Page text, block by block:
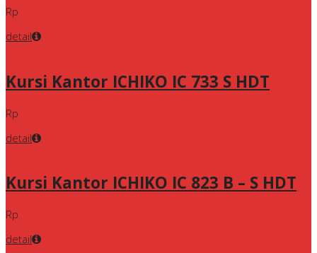
Rp
detail
Kursi Kantor ICHIKO IC 733 S HDT
Rp
detail
Kursi Kantor ICHIKO IC 823 B – S HDT
Rp
detail